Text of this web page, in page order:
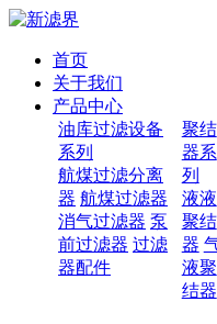
首页
关于我们
产品中心
油库过滤设备
系列
航煤过滤分离
器 航煤过滤器
消气过滤器 泵
前过滤器 过滤
器配件
聚结
器系
列
液液
聚结
器
液聚
结器